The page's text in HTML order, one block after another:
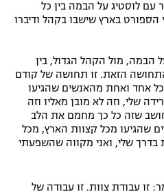
עסק
עם לוסטיג על הבמה בין כל
הספורט בארץ שישבו בקהל ודיברו
הבמה, מול הקהל הגדול, בין
הזאת. זו תחושה של קודם
אחד ואחת מהאנשים שהגיעו
שלי, וזה לא מובן מאליו וזה
חושב שזה כל כך מחמם את הלב
שהגיעו מכל קצוות הארץ, מכל
שלי, ואני מקווה שהשפעתי
זו עבודת צוות. זו עבודה של